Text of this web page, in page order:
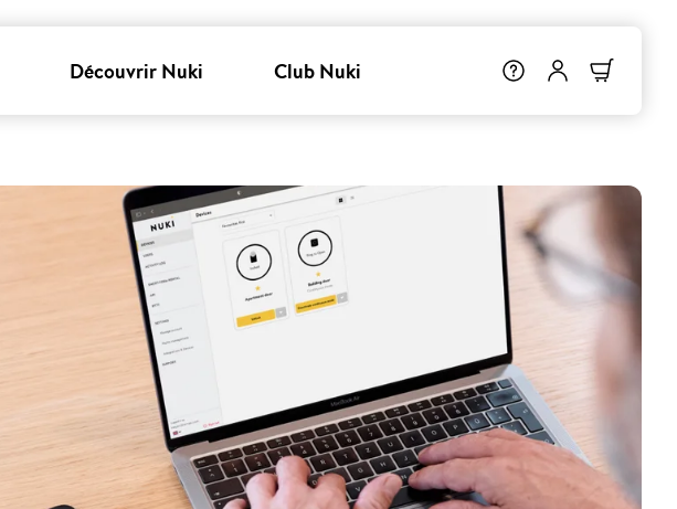
Découvrir Nuki Club Nuki